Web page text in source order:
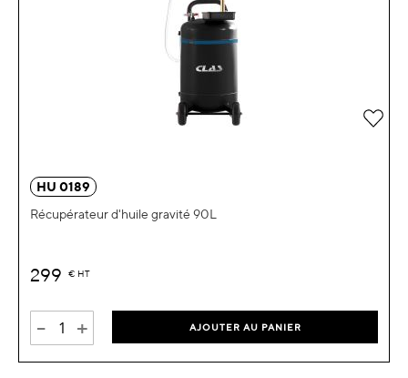
HU 0189
Récupérateur d'huile gravité 90L
299 € HT
- + AJOUTER AU PANIER